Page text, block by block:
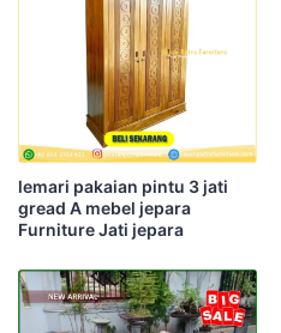
lemari pakaian pintu 3 jati
gread A mebel jepara
Furniture Jati jepara